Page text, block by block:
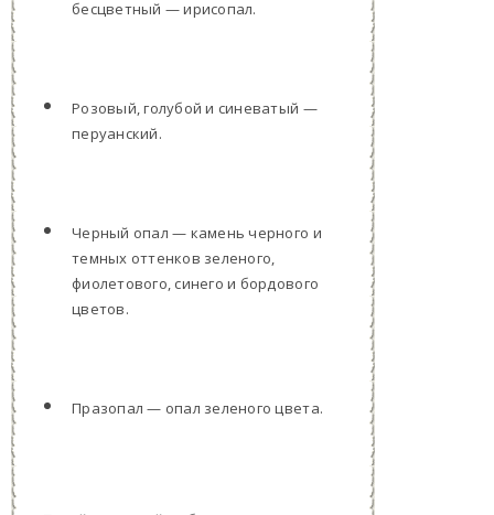
бесцветный — ирисопал.
Розовый, голубой и синеватый —
перуанский.
Черный опал — камень черного и
темных оттенков зеленого,
фиолетового, синего и бордового
цветов.
Празопал — опал зеленого цвета.